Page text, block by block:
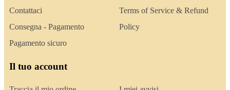
Contattaci
Consegna - Pagamento
Pagamento sicuro
Terms of Service & Refund
Policy
Il tuo account